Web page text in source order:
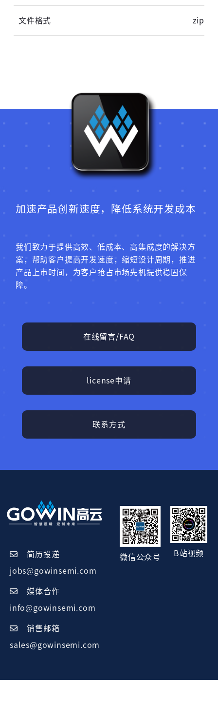
zip
加速产品创新速度，降低系统开发成本
我们致力于提供高效、低成本、高集成度的解决方
案，帮助客户提高开发速度，缩短设计周期，推进
产品上市时间，为客户抢占市场先机提供稳固保
障。
在线留言/FAQ
license申请
联系方式
简历投递
jobs@gowinsemi.com
媒体合作
info@gowinsemi.com
销售邮箱
sales@gowinsemi.com
微信公众号
B站视频